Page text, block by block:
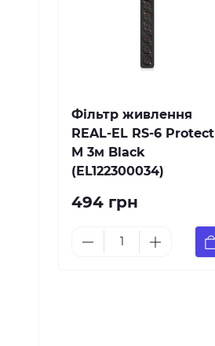
Фільтр живлення
REAL-EL RS-6 Protect
M 3м Black
(EL122300034)
494 грн